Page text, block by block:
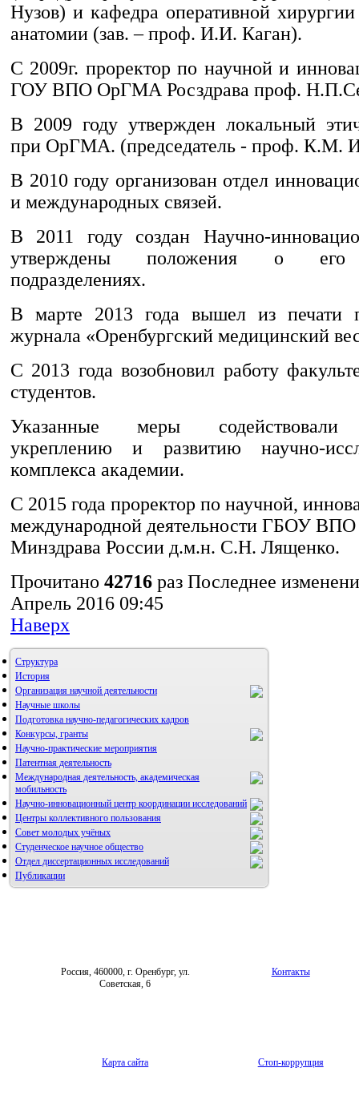
Нузов) и кафедра оперативной
анатомии (зав. – проф. И.И. Каган).
С 2009г. проректор по научной и
ГОУ ВПО ОрГМА Росздрава проф.
В 2009 году утвержден локальный
при ОрГМА. (председатель - проф. К.М.
В 2010 году организован отдел
и международных связей.
В 2011 году создан Научно-
утверждены положения о его
подразделениях.
В марте 2013 года вышел из печати
журнала «Оренбургский медицинский
С 2013 года возобновил работу
студентов.
Указанные меры содействовали
укреплению и развитию научно-
комплекса академии.
С 2015 года проректор по научной,
международной деятельности ГБОУ
Минздрава России д.м.н. С.Н. Лященко.
Прочитано 42716 раз Последнее
Апрель 2016 09:45
Наверх
Структура
История
Организация научной деятельности
Научные школы
Подготовка научно-педагогических кадров
Конкурсы, гранты
Научно-практические мероприятия
Патентная деятельность
Международная деятельность, академическая
мобильность
Научно-инновационный центр координации исследований
НИИ микрохирургии и клинической анатомии
Центры коллективного пользования
Совет молодых учёных
Студенческое научное общество
Отдел диссертационных исследований
Публикации
Россия, 460000, г. Оренбург, ул.
Советская, 6
Контакты
Карта сайта Стоп-коррупция